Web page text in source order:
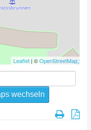
Leaflet | ©OpenStreetMap